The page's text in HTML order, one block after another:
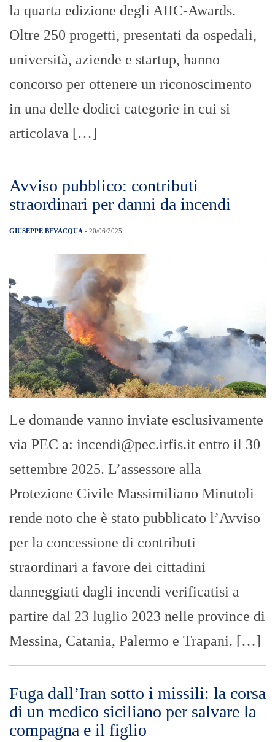
la quarta edizione degli AIIC-Awards.
Oltre 250 progetti, presentati da ospedali,
università, aziende e startup, hanno
concorso per ottenere un riconoscimento
in una delle dodici categorie in cui si
articolava […]
Avviso pubblico: contributi
straordinari per danni da incendi
GIUSEPPE BEVACQUA - 20/06/2025
Le domande vanno inviate esclusivamente
via PEC a: incendi@pec.irfis.it entro il 30
settembre 2025. L’assessore alla
Protezione Civile Massimiliano Minutoli
rende noto che è stato pubblicato l’Avviso
per la concessione di contributi
straordinari a favore dei cittadini
danneggiati dagli incendi verificatisi a
partire dal 23 luglio 2023 nelle province di
Messina, Catania, Palermo e Trapani. […]
Fuga dall’Iran sotto i missili: la corsa
di un medico siciliano per salvare la
compagna e il figlio